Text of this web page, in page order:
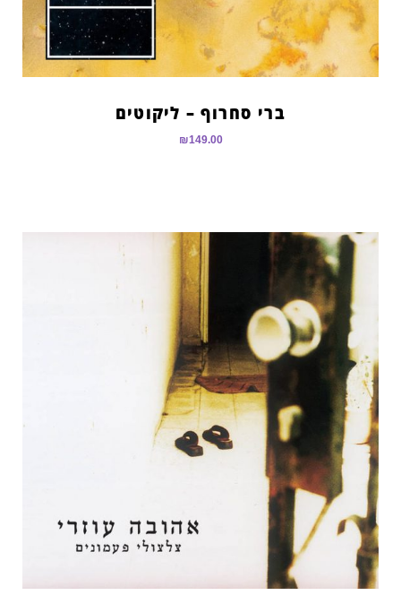
ברי סחרוף – ליקוטים
₪149.00